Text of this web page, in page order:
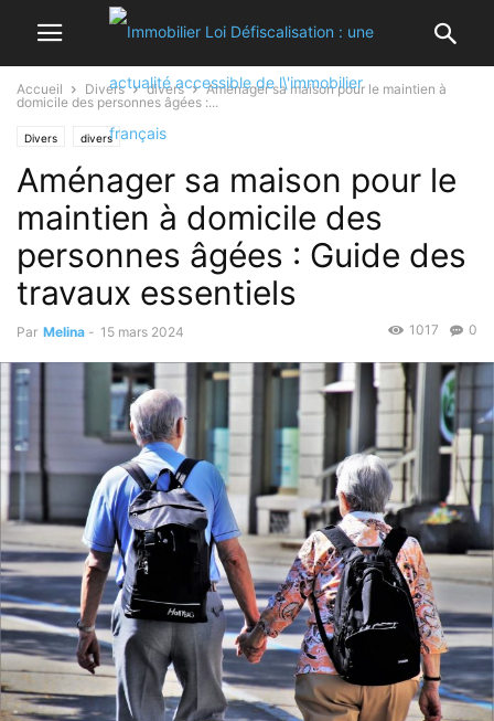
Accueil Divers divers
Aménager sa maison pour le maintien à
domicile des personnes âgées :...
Divers divers
Aménager sa maison pour le
maintien à domicile des
personnes âgées : Guide des
travaux essentiels
Par Melina - 15 mars 2024 0
1017